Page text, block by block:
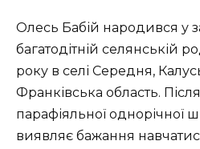
Олесь Бабій народився у
багатодітній селянській
року в селі Середня,
Франківська область.
парафіяльної однорічної
виявляє бажання